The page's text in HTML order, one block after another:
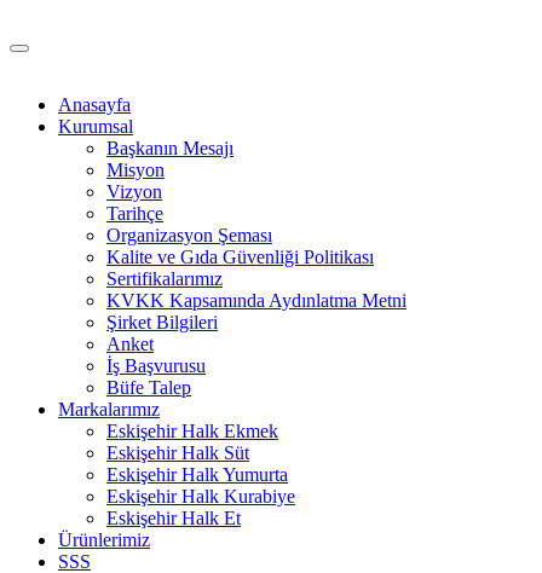
Anasayfa
Kurumsal
Başkanın Mesajı
Misyon
Vizyon
Tarihçe
Organizasyon Şeması
Kalite ve Gıda Güvenliği Politikası
Sertifikalarımız
KVKK Kapsamında Aydınlatma Metni
Şirket Bilgileri
Anket
İş Başvurusu
Büfe Talep
Markalarımız
Eskişehir Halk Ekmek
Eskişehir Halk Süt
Eskişehir Halk Yumurta
Eskişehir Halk Kurabiye
Eskişehir Halk Et
Ürünlerimiz
SSS